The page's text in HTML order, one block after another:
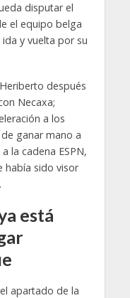
disputar el
el equipo belga
y vuelta por su
después
Necaxa;
a los
ganar mano a
la cadena ESPN,
había sido visor
está
apartado de la